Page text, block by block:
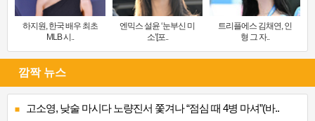
하지원, 한국 배우 최초
MLB 시..
엔믹스 설윤 ‘눈부신 미
소’[포..
트리플에스 김채연, 인
형 그 자..
깜짝 뉴스
고소영, 낮술 마시다 노량진서 쫓겨나 “점심 때 4병 마셔”(바..